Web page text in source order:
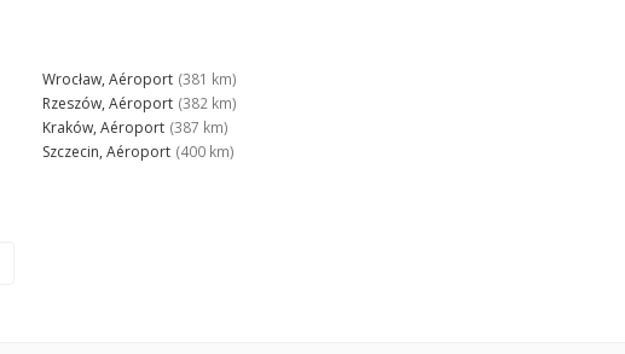
Wrocław, Aéroport (381 km)
Rzeszów, Aéroport (382 km)
Kraków, Aéroport (387 km)
Szczecin, Aéroport (400 km)